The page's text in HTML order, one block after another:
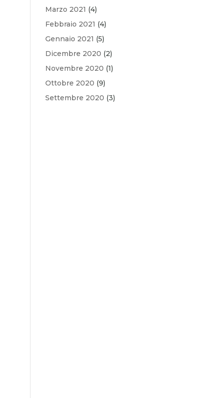
Marzo 2021 (4)
Febbraio 2021 (4)
Gennaio 2021 (5)
Dicembre 2020 (2)
Novembre 2020 (1)
Ottobre 2020 (9)
Settembre 2020 (3)